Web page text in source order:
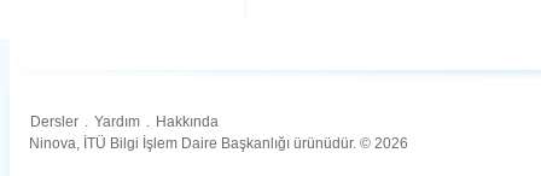
Dersler . Yardım . Hakkında
Ninova, İTÜ Bilgi İşlem Daire Başkanlığı ürünüdür. © 2026